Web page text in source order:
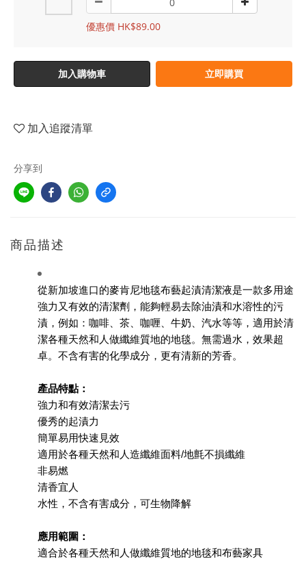
優惠價 HK$89.00
加入購物車 立即購買
加入追蹤清單
分享到
商品描述
從新加坡進口的麥肯尼地毯布藝起漬清潔液是一款多用途
強力又有效的清潔劑，能夠輕易去除油漬和水溶性的污
漬，例如：咖啡、茶、咖喱、牛奶、汽水等等，適用於清
潔各種天然和人做纖維質地的地毯。無需過水，效果超
卓。不含有害的化學成分，更有清新的芳香。
產品特點：
強力和有效清潔去污
優秀的起漬力
簡單易用快速見效
適用於各種天然和人造纖維面料/地氈不損纖維
非易燃
清香宜人
水性，不含有害成分，可生物降解
應用範圍：
適合於各種天然和人做纖維質地的地毯和布藝家具